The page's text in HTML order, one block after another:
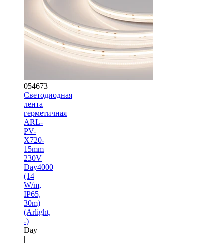
054673
Светодиодная
лента
герметичная
ARL-
PV-
X720-
15mm
230V
Day4000
(14
W/m,
IP65,
30m)
(Arlight,
-)
Day
|